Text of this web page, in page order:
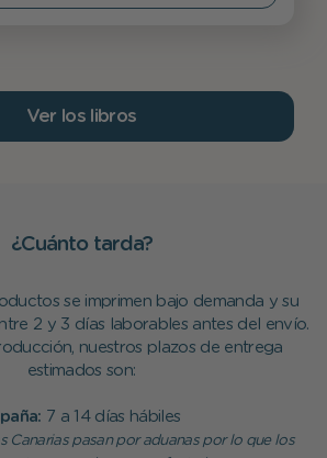
Ver los libros
¿Cuánto tarda?
se imprimen bajo demanda y su
2 y 3 días laborables antes del envío.
nuestros plazos de entrega
estimados son:
7 a 14 días hábiles
Canarias pasan por aduanas por lo que los